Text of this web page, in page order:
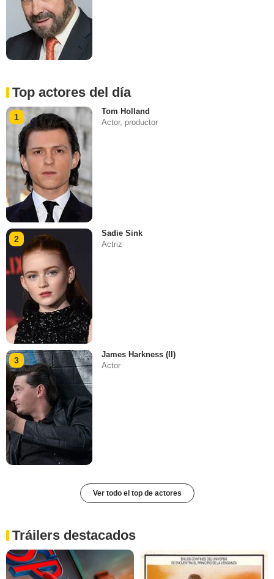
Top actores del día
1
Tom Holland
Actor, productor
2
Sadie Sink
Actriz
3
James Harkness (II)
Actor
Ver todo el top de actores
Tráilers destacados